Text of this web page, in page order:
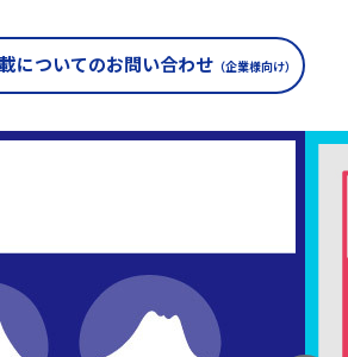
についてのお問い合わせ （企業様向け）